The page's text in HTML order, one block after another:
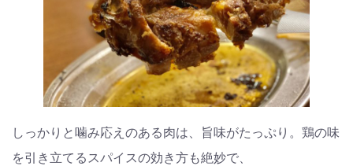
しっかりと噛み応えのある肉は、旨味がたっぷり。鶏の味
を引き立てるスパイスの効き方も絶妙で、